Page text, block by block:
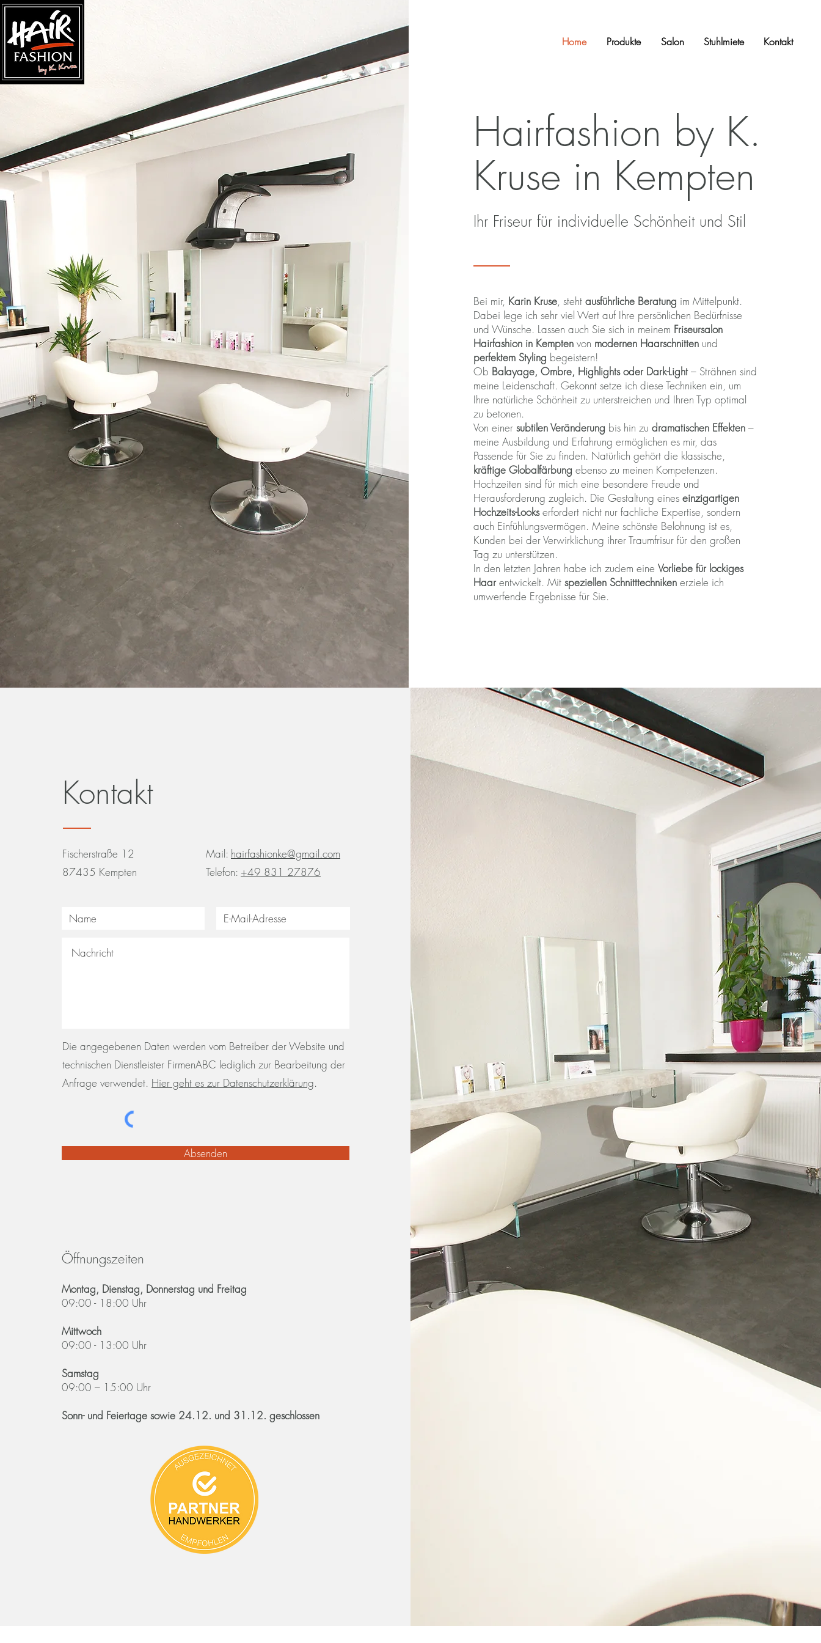
Home Produkte Salon Stuhlmiete Kontakt
Hairfashion by K.
Kruse in Kempten
Ihr Friseur für individuelle Schönheit und Stil
Bei mir, Karin Kruse, steht ausführliche Beratung im Mittelpunkt.
Dabei lege ich sehr viel Wert auf Ihre persönlichen Bedürfnisse
und Wünsche. Lassen auch Sie sich in meinem Friseursalon
Hairfashion in Kempten von modernen Haarschnitten und
perfektem Styling begeistern!
Ob Balayage, Ombre, Highlights oder Dark-Light– Strähnen sind
meine Leidenschaft. Gekonnt setze ich diese Techniken ein, um
Ihre natürliche Schönheit zu unterstreichen und Ihren Typ optimal
zu betonen.
Von einer subtilen Veränderung bis hin zu dramatischen Effekten –
meine Ausbildung und Erfahrung ermöglichen es mir, das
Passende für Sie zu finden. Natürlich gehört die klassische,
kräftige Globalfärbung ebenso zu meinen Kompetenzen.
Hochzeiten sind für mich eine besondere Freude und
Herausforderung zugleich. Die Gestaltung eines einzigartigen
Hochzeits-Lookserfordert nicht nur fachliche Expertise, sondern
auch Einfühlungsvermögen. Meine schönste Belohnung ist es,
Kunden bei der Verwirklichung ihrer Traumfrisur für den großen
Tag zu unterstützen.
In den letzten Jahren habe ich zudem eine Vorliebe für lockiges
Haarentwickelt. Mit speziellen Schnitttechniken erziele ich
umwerfende Ergebnisse für Sie.
Kontakt
Fischerstraße 12
87435 Kempten
Mail: hairfashionke@gmail.com
Telefon: +49 831 27876
Die angegebenen Daten werden vom Betreiber der Website und
technischen Dienstleister FirmenABC lediglich zur Bearbeitung der
Anfrage verwendet. Hier geht es zur Datenschutzerklärung.
Absenden
Öffnungszeiten
Montag, Dienstag, Donnerstag und Freitag
09:00 - 18:00 Uhr
Mittwoch
09:00 - 13:00 Uhr
Samstag
09:00 – 15:00 Uhr
Sonn- und Feiertage sowie 24.12. und 31.12. geschlossen